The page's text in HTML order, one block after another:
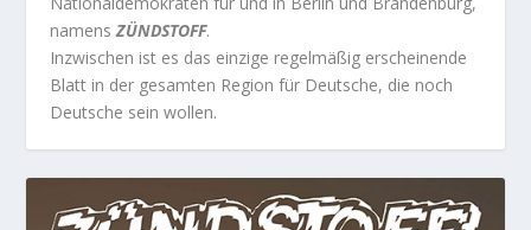
namensZÜNDSTOFF.
Inzwischen ist es das einzige regelmäßig erscheinende
Blatt in der gesamten Region für Deutsche, die noch
Deutsche sein wollen.